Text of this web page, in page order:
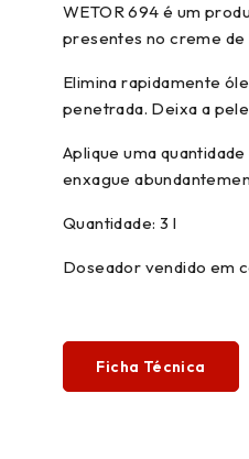
WETOR 694 é um
presentes no creme de
Elimina rapidamente
penetrada. Deixa a
Aplique uma
enxague
Quantidade: 3 l
Doseador vendido em
Ficha Técnica